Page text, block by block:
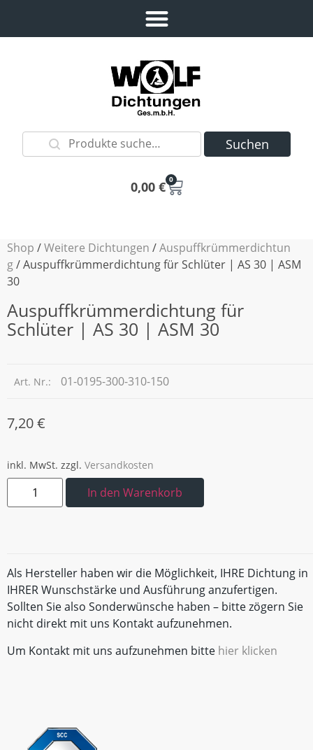
Suchen
0,00 € 0
Shop /Weitere Dichtungen /Auspuffkrümmerdichtun
g/ Auspuffkrümmerdichtung für Schlüter | AS 30 | ASM
30
Auspuffkrümmerdichtung für
Schlüter | AS 30 | ASM 30
Art. Nr.: 01-0195-300-310-150
7,20€
inkl. MwSt. zzgl. Versandkosten
In den Warenkorb
Als Hersteller haben wir die Möglichkeit, IHRE Dichtung in
IHRER Wunschstärke und Ausführung anzufertigen.
Sollten Sie also Sonderwünsche haben – bitte zögern Sie
nicht direkt mit uns Kontakt aufzunehmen.
Um Kontakt mit uns aufzunehmen bitte hier klicken